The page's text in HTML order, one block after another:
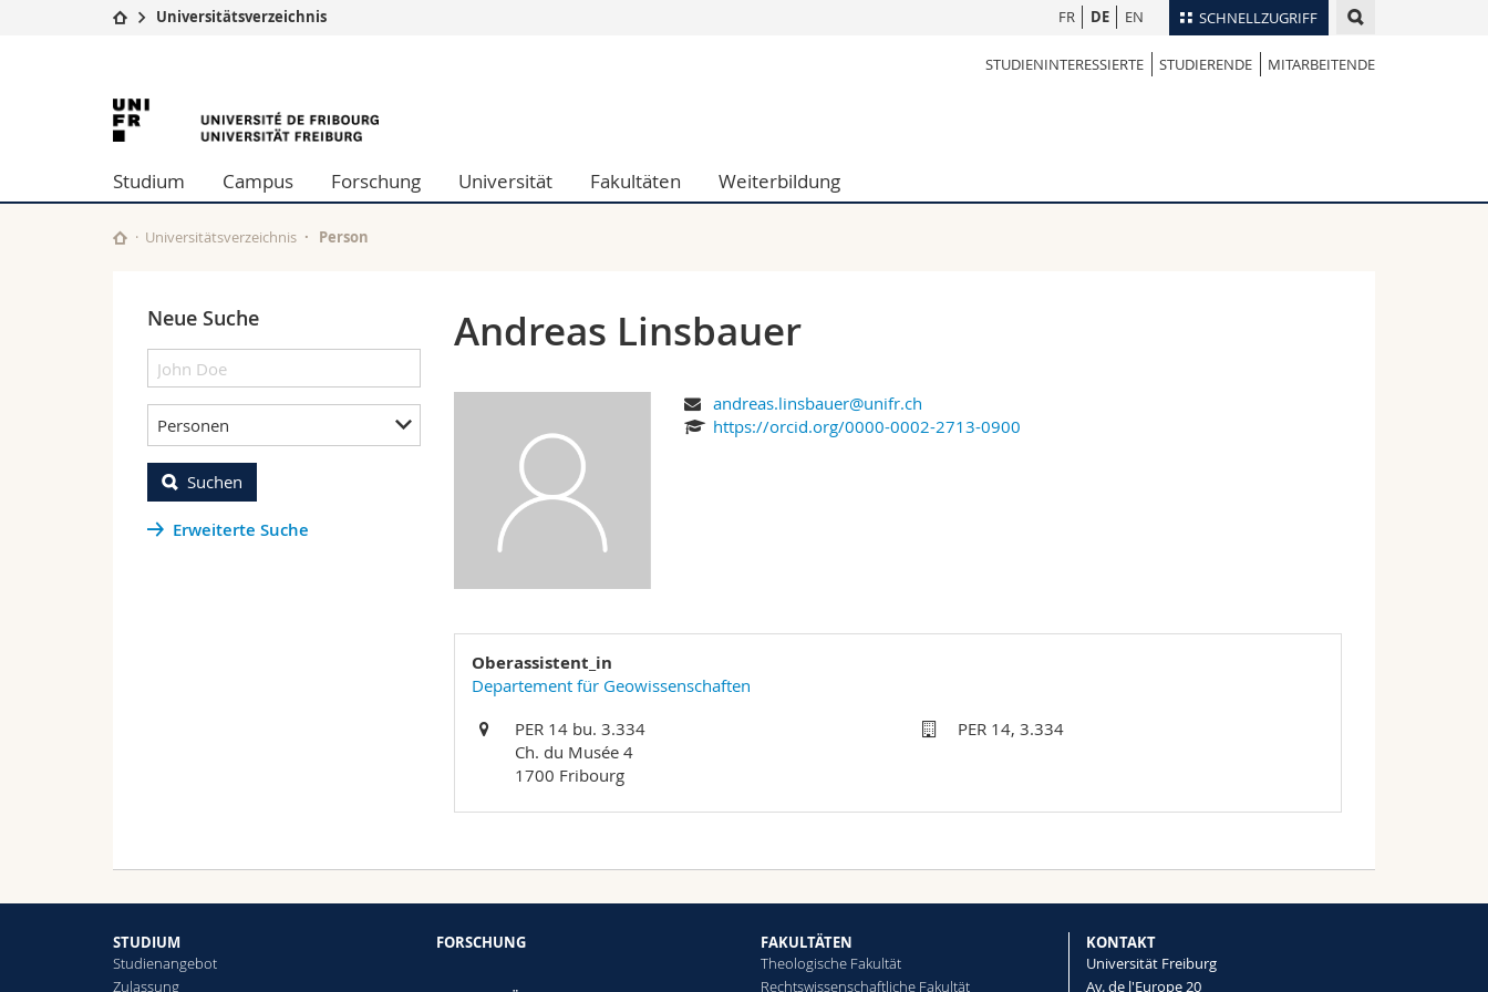
SCHNELLZUGRIFF
Studium
Campus
Universität
Weiterbildung
Theologische Fak.
Philosophische Fak.
Fak. für Erziehungs- und Bildungswissenschaften
Mitarbeitende
Personenverzeichnis
Vorlesungsverzeichnis
FR DE EN
Universitätsverzeichnis
STUDIENINTERESSIERTE STUDIERENDE MITARBEITENDE
University
of
Fribourg
Studium Campus Forschung Universität Fakultäten Weiterbildung
Universitätsverzeichnis Person
Neue Suche
Personen
Suchen
Erweiterte Suche
Andreas Linsbauer
andreas.linsbauer@unifr.ch
https://orcid.org/0000-0002-2713-0900
Oberassistent_in
Departement für Geowissenschaften
PER 14 bu. 3.334
Ch. du Musée 4
1700 Fribourg
PER 14, 3.334
STUDIUM
Studienangebot
Zulassung
FORSCHUNG
FAKULTÄTEN
Theologische Fakultät
Rechtswissenschaftliche Fakultät
KONTAKT
Universität Freiburg
Av. de l'Europe 20